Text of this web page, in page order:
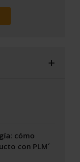
cómo
con PLM´